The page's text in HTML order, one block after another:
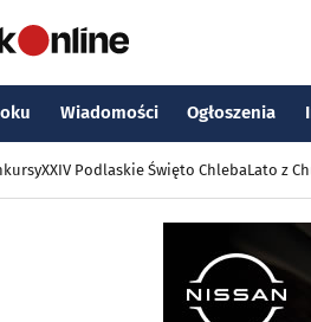
Wiadomości Ogłoszenia
XXIV Podlaskie Święto ChlebaLato z